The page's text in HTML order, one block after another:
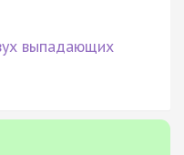
выпадающих